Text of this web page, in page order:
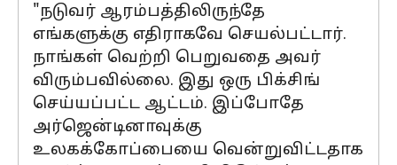
"நடுவர் ஆரம்பத்திலிருந்தே
எங்களுக்கு எதிராகவே செயல்பட்டார்.
நாங்கள் வெற்றி பெறுவதை அவர்
விரும்பவில்லை. இது ஒரு பிக்சிங்
செய்யப்பட்ட ஆட்டம். இப்போதே
அர்ஜென்டினாவுக்கு
உலகக்கோப்பையை வென்றுவிட்டதாக